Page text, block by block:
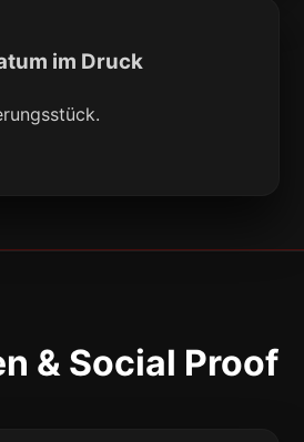
im Druck
& Social Proof